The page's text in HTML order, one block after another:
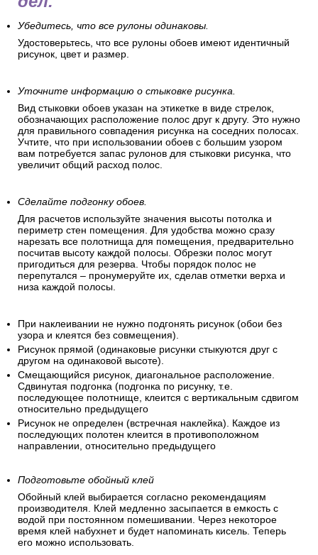
Убедитесь, что все рулоны одинаковы.
Удостоверьтесь, что все рулоны обоев имеют идентичный
рисунок, цвет и размер.
Уточните информацию о стыковке рисунка.
Вид стыковки обоев указан на этикетке в виде стрелок,
обозначающих расположение полос друг к другу. Это нужно
для правильного совпадения рисунка на соседних полосах.
Учтите, что при использовании обоев с большим узором
вам потребуется запас рулонов для стыковки рисунка, что
увеличит общий расход полос.
Сделайте подгонку обоев.
Для расчетов используйте значения высоты потолка и
периметр стен помещения. Для удобства можно сразу
нарезать все полотнища для помещения, предварительно
посчитав высоту каждой полосы. Обрезки полос могут
пригодиться для резерва. Чтобы порядок полос не
перепутался – пронумеруйте их, сделав отметки верха и
низа каждой полосы.
При наклеивании не нужно подгонять рисунок (обои без
узора и клеятся без совмещения).
Рисунок прямой (одинаковые рисунки стыкуются друг с
другом на одинаковой высоте).
Смещающийся рисунок, диагональное расположение.
Сдвинутая подгонка (подгонка по рисунку, т.е.
последующее полотнище, клеится с вертикальным сдвигом
относительно предыдущего
Рисунок не определен (встречная наклейка). Каждое из
последующих полотен клеится в противоположном
направлении, относительно предыдущего
Подготовьте обойный клей
Обойный клей выбирается согласно рекомендациям
производителя. Клей медленно засыпается в емкость с
водой при постоянном помешивании. Через некоторое
время клей набухнет и будет напоминать кисель. Теперь
его можно использовать.